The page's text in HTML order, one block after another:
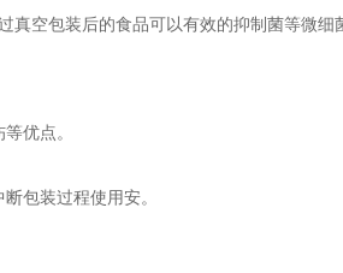
真空包装后的食品可以有效的抑制菌等微细
优点。
包装过程使用安。